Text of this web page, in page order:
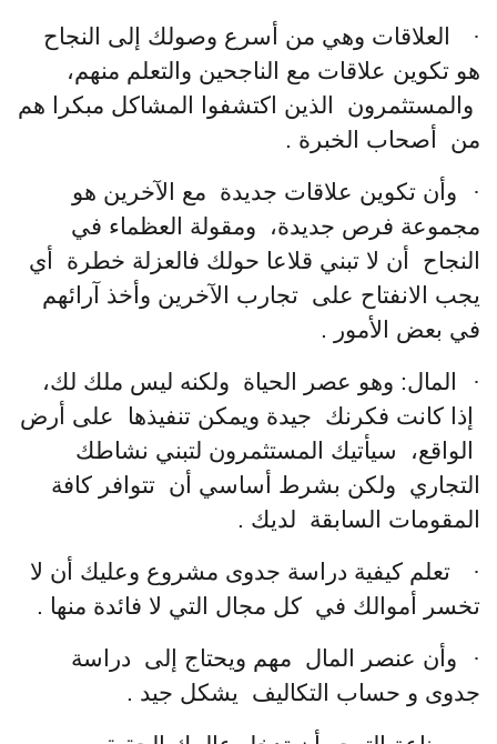
·
العلاقات وهي من أسرع وصولك إلى النجاح
هو تكوين علاقات مع الناجحين والتعلم منهم،
والمستثمرون الذين اكتشفوا المشاكل مبكرا هم
من أصحاب الخبرة .
·
وأن تكوين علاقات جديدة مع الآخرين هو
مجموعة فرص جديدة، ومقولة العظماء في
النجاح أن لا تبني قلاعا حولك فالعزلة خطرة أي
يجب الانفتاح على تجارب الآخرين وأخذ آرائهم
في بعض الأمور .
·
المال: وهو عصر الحياة ولكنه ليس ملك لك،
إذا كانت فكرنك جيدة ويمكن تنفيذها على أرض
الواقع، سيأتيك المستثمرون لتبني نشاطك
التجاري ولكن بشرط أساسي أن تتوافر كافة
المقومات السابقة لديك .
·
تعلم كيفية دراسة جدوى مشروع وعليك أن لا
تخسر أموالك في كل مجال التي لا فائدة منها .
·
وأن عنصر المال مهم ويحتاج إلى دراسة
جدوى و حساب التكاليف يشكل جيد .